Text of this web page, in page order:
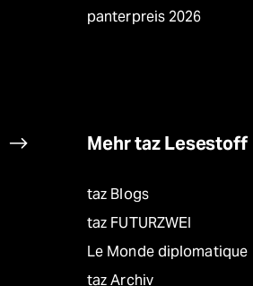
panterpreis 2026
Mehr taz Lesestoff
taz Blogs
taz FUTURZWEI
Le Monde diplomatique
taz Archiv